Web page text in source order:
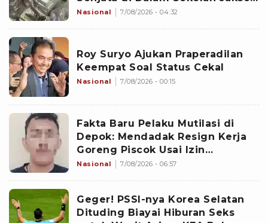
Sejak 2020
Nasional 7/08/2026 - 04:32
Roy Suryo Ajukan Praperadilan
Keempat Soal Status Cekal
Nasional 7/08/2026 - 00:15
Fakta Baru Pelaku Mutilasi di
Depok: Mendadak Resign Kerja
Goreng Piscok Usai Izin
Interview di Mal
Nasional 7/08/2026 - 06:57
Geger! PSSI-nya Korea Selatan
Dituding Biayai Hiburan Seks